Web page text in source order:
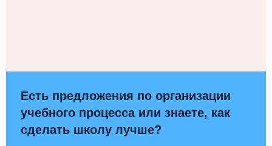
Есть предложения по организации
учебного процесса или знаете, как
сделать школу лучше?